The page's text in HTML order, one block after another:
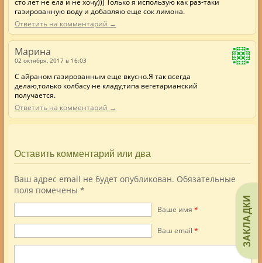
ЗАКЛАДКИ
газированную воду и добавляю еще сок лимона.
Ответить на комментарий →
Марина
02 октября, 2017 в 16:03
С айраном газированным еще вкусно.Я так всегда
делаю,только колбасу не кладу,типа вегетарианский
получается.
Ответить на комментарий →
Оставить комментарий или два
Ваш адрес email не будет опубликован. Обязательные
поля помечены *
Ваше имя *
Ваш еmail *